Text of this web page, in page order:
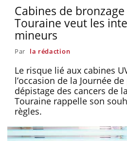
Cabines de
Touraine veut les
mineurs
Par la rédaction
Le risque lié aux cabines
l’occasion de la Journée
dépistage des cancers de
Touraine rappelle son
règles.